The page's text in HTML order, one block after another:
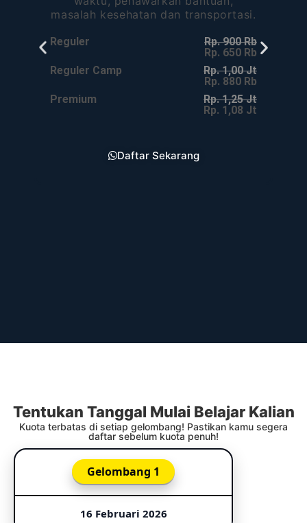
masalah kesehatan dan transportasi.
Reguler
Rp. 900 Rb
Rp. 650 Rb
Reguler Camp
Rp. 1,00 Jt
Rp. 880 Rb
Premium
Rp. 1,25 Jt
Rp. 1,08 Jt
Daftar Sekarang
Tentukan Tanggal Mulai Belajar Kalian
Kuota terbatas di setiap gelombang! Pastikan kamu segera
daftar sebelum kuota penuh!
Gelombang 1
16 Februari 2026